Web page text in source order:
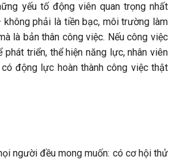
yếu tố động viên quan trọng nhất
phải là tiền bạc, môi trường làm
là bản thân công việc. Nếu công việc
triển, thể hiện năng lực, nhân viên
động lực hoàn thành công việc thật
người đều mong muốn: có cơ hội thử